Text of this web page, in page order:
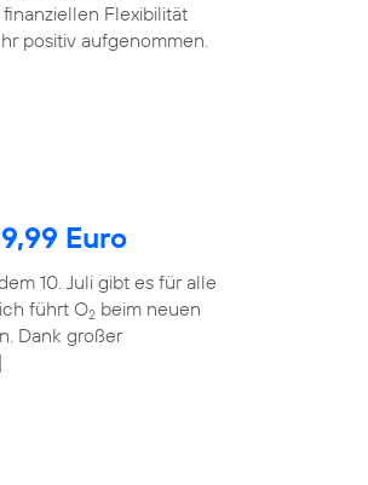
Flexibilität
positiv aufgenommen.
Euro
10. Juli gibt es für alle
führt O2 beim neuen
Dank großer